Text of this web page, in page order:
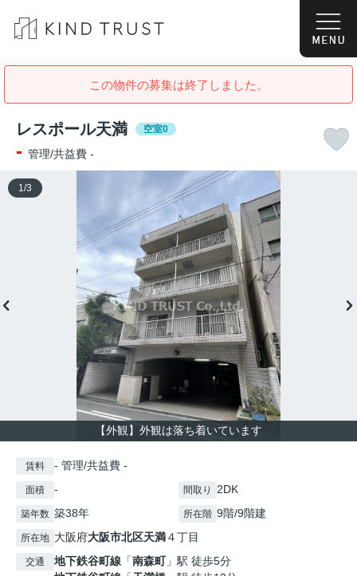
この物件の募集は終了しました。
レスポール天満 空室0
- 管理/共益費 -
【外観】外観は落ち着いています
1 /3
賃料 - 管理/共益費 -
面積 - 間取り 2DK
築年数 築38年 所在階 9階/9階建
所在地 大阪府大阪市北区天満４丁目
交通 地下鉄谷町線 「南森町」駅 徒歩5分